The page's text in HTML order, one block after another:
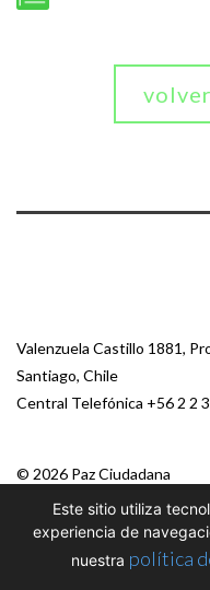
Valenzuela Castillo 1881,
Santiago, Chile
Central Telefónica +56 2 2
© 2026 Paz Ciudadana
Este sitio utiliza
experiencia de
nuestra política